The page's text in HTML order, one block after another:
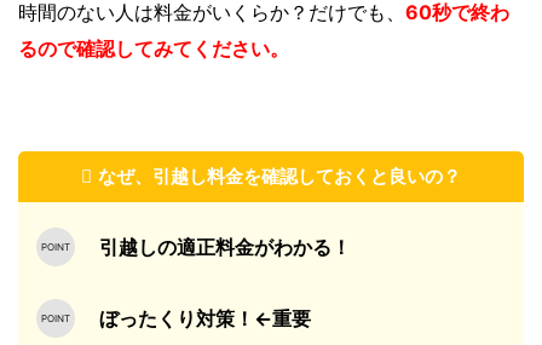
時間のない人は料金がいくらか？ だけでも、 60秒で終わ
るので確認してみてください。
なぜ、引越し料金を確認しておくと良いの？
引越しの適正料金がわかる！
ぼったくり対策！←重要